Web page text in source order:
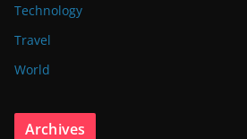
Technology
Travel
World
Archives